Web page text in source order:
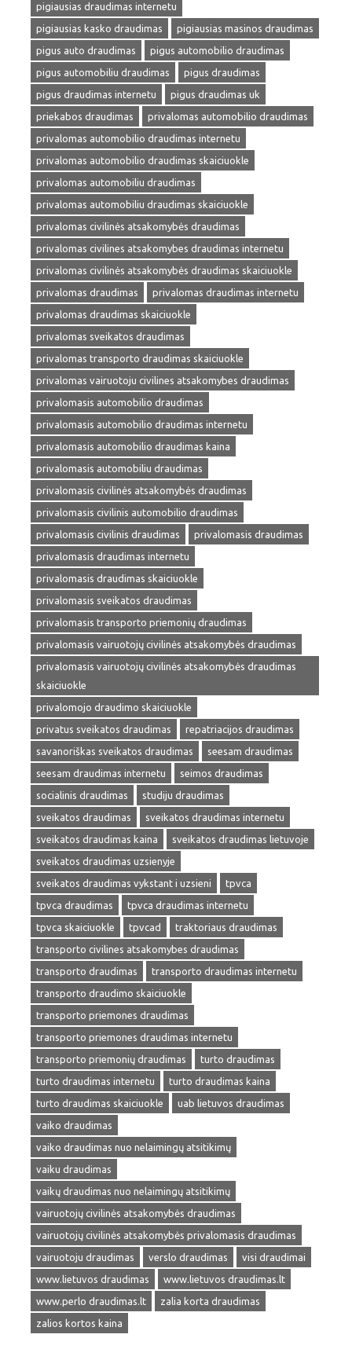
pigiausias draudimas internetu
pigiausias kasko draudimas
pigiausias masinos draudimas
pigus auto draudimas
pigus automobilio draudimas
pigus automobiliu draudimas
pigus draudimas
pigus draudimas internetu
pigus draudimas uk
priekabos draudimas
privalomas automobilio draudimas
privalomas automobilio draudimas internetu
privalomas automobilio draudimas skaiciuokle
privalomas automobiliu draudimas
privalomas automobiliu draudimas skaiciuokle
privalomas civilinės atsakomybės draudimas
privalomas civilines atsakomybes draudimas internetu
privalomas civilinės atsakomybės draudimas skaiciuokle
privalomas draudimas
privalomas draudimas internetu
privalomas draudimas skaiciuokle
privalomas sveikatos draudimas
privalomas transporto draudimas skaiciuokle
privalomas vairuotoju civilines atsakomybes draudimas
privalomasis automobilio draudimas
privalomasis automobilio draudimas internetu
privalomasis automobilio draudimas kaina
privalomasis automobiliu draudimas
privalomasis civilinės atsakomybės draudimas
privalomasis civilinis automobilio draudimas
privalomasis civilinis draudimas
privalomasis draudimas
privalomasis draudimas internetu
privalomasis draudimas skaiciuokle
privalomasis sveikatos draudimas
privalomasis transporto priemonių draudimas
privalomasis vairuotojų civilinės atsakomybės draudimas
privalomasis vairuotojų civilinės atsakomybės draudimas
skaiciuokle
privalomojo draudimo skaiciuokle
privatus sveikatos draudimas
repatriacijos draudimas
savanoriškas sveikatos draudimas
seesam draudimas
seesam draudimas internetu
seimos draudimas
socialinis draudimas
studiju draudimas
sveikatos draudimas
sveikatos draudimas internetu
sveikatos draudimas kaina
sveikatos draudimas lietuvoje
sveikatos draudimas uzsienyje
sveikatos draudimas vykstant i uzsieni
tpvca
tpvca draudimas
tpvca draudimas internetu
tpvca skaiciuokle
tpvcad
traktoriaus draudimas
transporto civilines atsakomybes draudimas
transporto draudimas
transporto draudimas internetu
transporto draudimo skaiciuokle
transporto priemones draudimas
transporto priemones draudimas internetu
transporto priemonių draudimas
turto draudimas
turto draudimas internetu
turto draudimas kaina
turto draudimas skaiciuokle
uab lietuvos draudimas
vaiko draudimas
vaiko draudimas nuo nelaimingų atsitikimų
vaiku draudimas
vaikų draudimas nuo nelaimingų atsitikimų
vairuotojų civilinės atsakomybės draudimas
vairuotojų civilinės atsakomybės privalomasis draudimas
vairuotoju draudimas
verslo draudimas
visi draudimai
www.lietuvos draudimas
www.lietuvos draudimas.lt
www.perlo draudimas.lt
zalia korta draudimas
zalios kortos kaina